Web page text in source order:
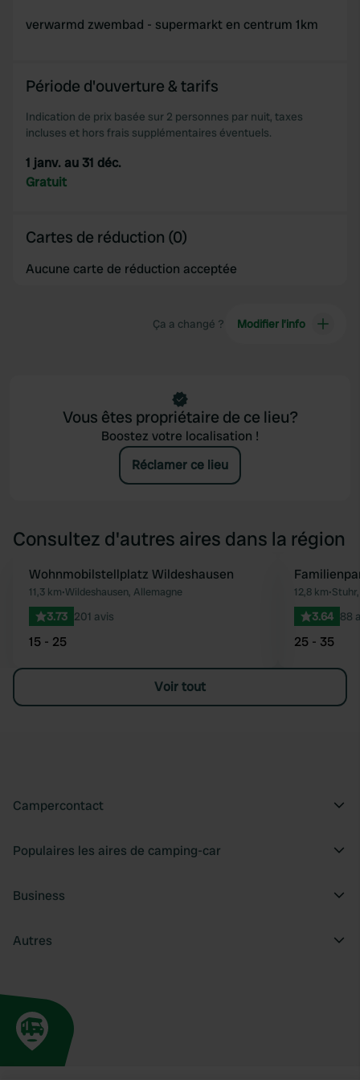
verwarmd zwembad - supermarkt en centrum 1km
Période d'ouverture & tarifs
Indication de prix basée sur 2 personnes par nuit, taxes
incluses et hors frais supplémentaires éventuels.
1 janv. au 31 déc.
Gratuit
Cartes de réduction (0)
Aucune carte de réduction acceptée
Ça a changé ? Modifier l’info
Vous êtes propriétaire de ce lieu?
Boostez votre localisation !
Réclamer ce lieu
Consultez d'autres aires dans la région
Préféré
Wohnmobilstellplatz Wildeshausen
11,3 km•Wildeshausen, Allemagne
3.73 201 avis
15 - 25
12,8 km•
3.64 88
25 - 35
Voir tout
Campercontact
Populaires les aires de camping-car
Business
Autres